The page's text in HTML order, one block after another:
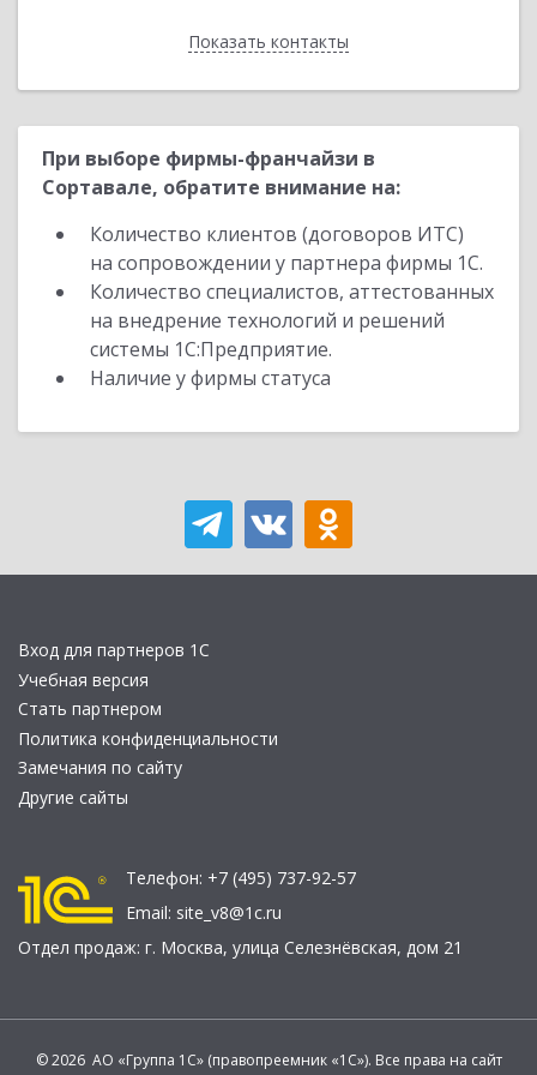
Показать контакты
Назад
При выборе фирмы-франчайзи в
Сортавале, обратите внимание на:
Количество клиентов (договоров ИТС)
на сопровождении у партнера фирмы 1С.
Количество специалистов, аттестованных
на внедрение технологий и решений
системы 1С:Предприятие.
Наличие у фирмы статуса
Вход для партнеров 1С
Учебная версия
Стать партнером
Политика конфиденциальности
Замечания по сайту
Другие сайты
Телефон: +7 (495) 737-92-57
Email: site_v8@1c.ru
Отдел продаж: г. Москва, улица Селезнёвская, дом 21
© 2026 АО «Группа 1С» (правопреемник «1С»). Все права на сайт